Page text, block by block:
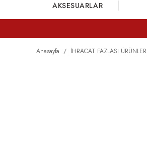
AKSESUARLAR
Anasayfa İHRACAT FAZLASI ÜRÜNLER